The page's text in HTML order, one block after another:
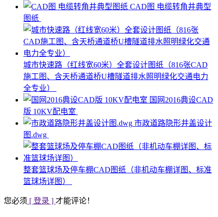
CAD图 电缆转角井典型
图纸
城市快速路（红线宽60米）全套设计图纸（816张CAD
施工图、含天桥通道桥U槽隧道排水照明绿化交通电力
全专业）
国网2016典设CAD
版 10KV配电室
市政道路隐形井盖设计
图.dwg
整套篮球场及停车棚CAD图纸（非机动车棚详图、标准
篮球场详图）
您必须 [ 登录 ] 才能评论！